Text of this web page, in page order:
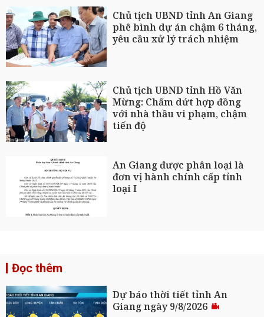
Chủ tịch UBND tỉnh An Giang
phê bình dự án chậm 6 tháng,
yêu cầu xử lý trách nhiệm
Chủ tịch UBND tỉnh Hồ Văn
Mừng: Chấm dứt hợp đồng
với nhà thầu vi phạm, chậm
tiến độ
An Giang được phân loại là
đơn vị hành chính cấp tỉnh
loại I
Đọc thêm
Dự báo thời tiết tỉnh An
Giang ngày 9/8/2026